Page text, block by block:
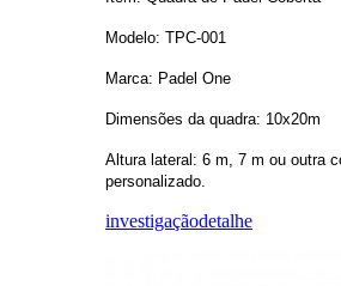
Modelo: TPC-001
Marca: Padel One
Dimensões da quadra: 10x20m
Altura lateral: 6 m, 7 m ou outra
personalizado.
investigaçãodetalhe